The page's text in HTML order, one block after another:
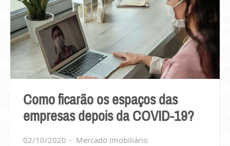
Como ficarão os espaços das
empresas depois da COVID-19?
02/10/2020 Mercado Imobiliário